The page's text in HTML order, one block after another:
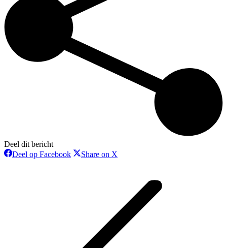
Deel dit bericht
Deel op FacebookDeelShare on X